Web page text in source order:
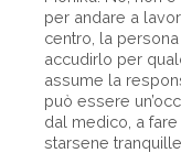
per andare a
centro, la
accudirlo per
assume la
può essere
dal medico, a
starsene